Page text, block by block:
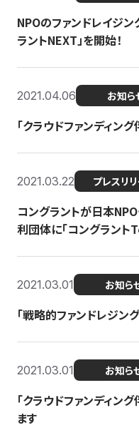
NPOのファンドレイジ
ラントNEXT」を開始！
2021.04.06 お知ら
「クラウドファンディン
2021.03.22 プレスリ
コングラントが日本
利団体に「コングラン
2021.03.01 お知ら
「戦略的ファンドレジン
2021.03.01 お知ら
「クラウドファンディン
ます